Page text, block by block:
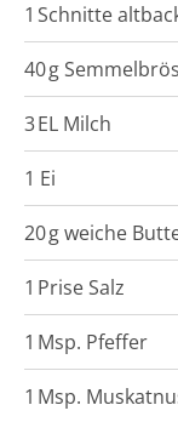
1 Schnitte
40g
3EL Milch
1 Ei
20gweiche
1 PriseSalz
1 Msp. Pfeffer
1 Msp.